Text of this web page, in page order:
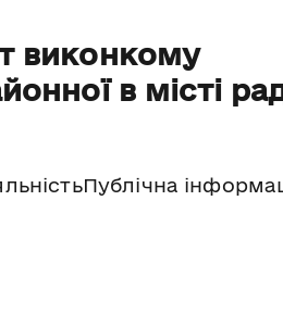
виконкому
в місті
Публічна